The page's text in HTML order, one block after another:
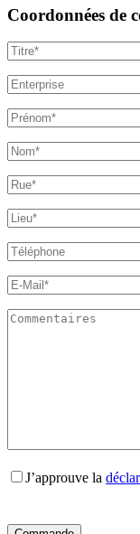
Coordonnées de
J’approuve la
lasse
lasse
lasse